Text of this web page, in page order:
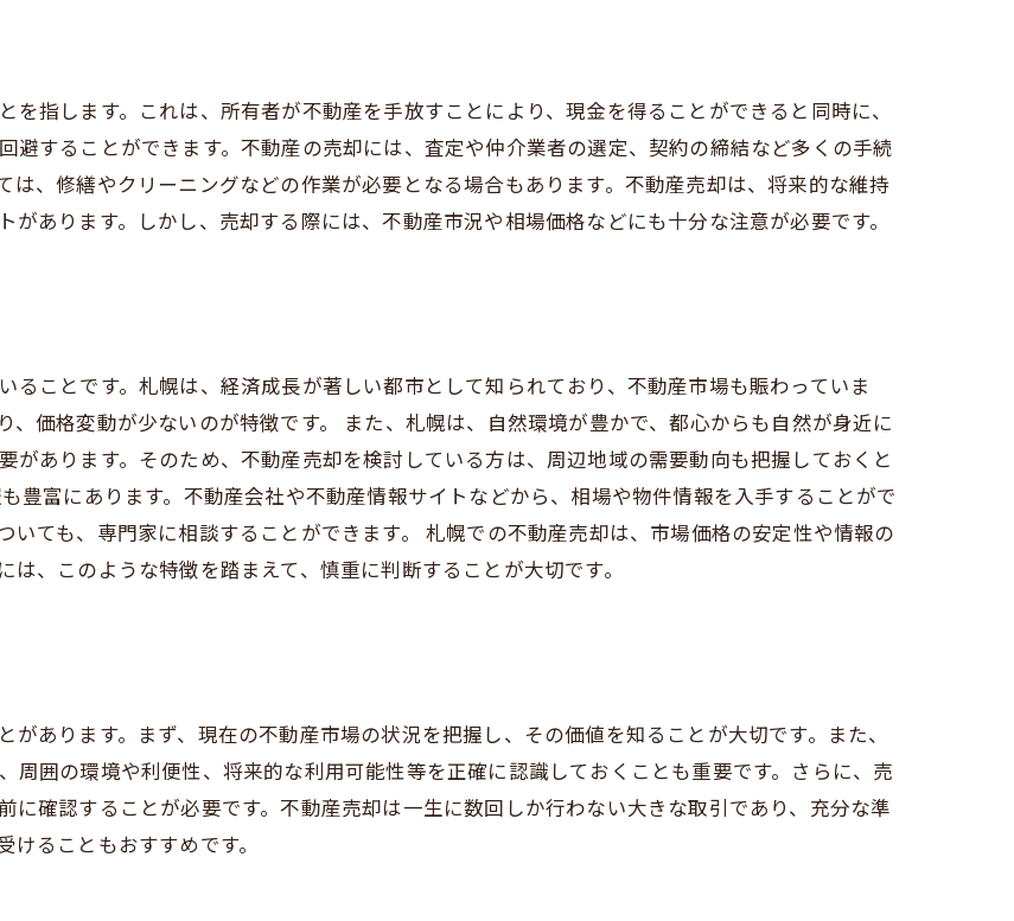
指します。これは、所有者が不動産を手放すことにより、現金を得ることができると同時に、
避することができます。不動産の売却には、査定や仲介業者の選定、契約の締結など多くの手続
は、修繕やクリーニングなどの作業が必要となる場合もあります。不動産売却は、将来的な維持
あります。しかし、売却する際には、不動産市況や相場価格などにも十分な注意が必要です。
ことです。札幌は、経済成長が著しい都市として知られており、不動産市場も賑わっていま
価格変動が少ないのが特徴です。 また、札幌は、自然環境が豊かで、都心からも自然が身近に
があります。そのため、不動産売却を検討している方は、周辺地域の需要動向も把握しておくと
豊富にあります。不動産会社や不動産情報サイトなどから、相場や物件情報を入手することがで
いても、専門家に相談することができます。 札幌での不動産売却は、市場価格の安定性や情報の
、このような特徴を踏まえて、慎重に判断することが大切です。
あります。まず、現在の不動産市場の状況を把握し、その価値を知ることが大切です。また、
周囲の環境や利便性、将来的な利用可能性等を正確に認識しておくことも重要です。さらに、売
確認することが必要です。不動産売却は一生に数回しか行わない大きな取引であり、充分な準
ることもおすすめです。